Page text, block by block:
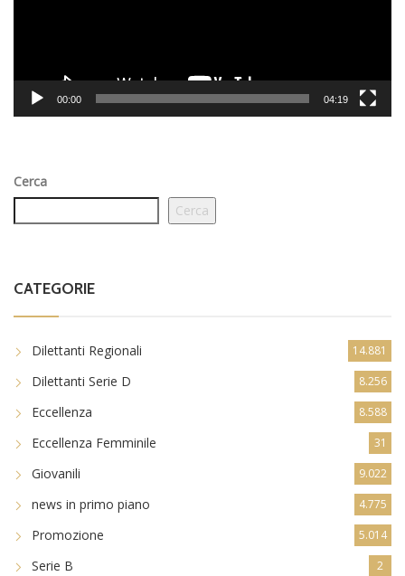
00:00 04:19
Cerca
Cerca
CATEGORIE
Dilettanti Regionali 14.881
Dilettanti Serie D 8.256
Eccellenza 8.588
Eccellenza Femminile 31
Giovanili 9.022
news in primo piano 4.775
Promozione 5.014
Serie B 2